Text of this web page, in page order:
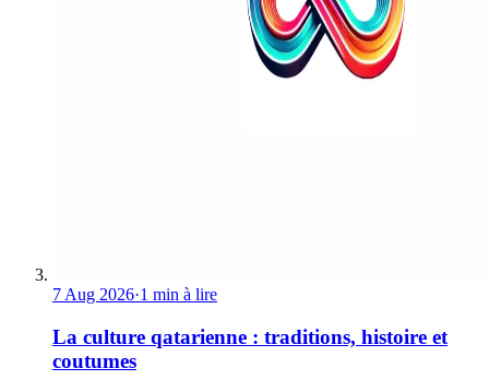
7 Aug 2026·1 min à lire
La culture qatarienne : traditions, histoire et
coutumes